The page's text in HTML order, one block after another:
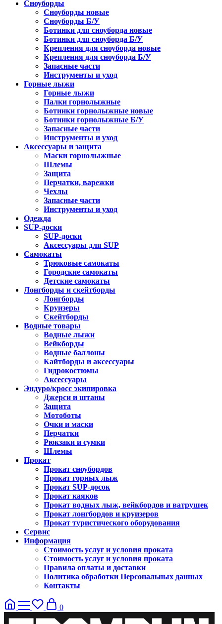
Сноуборды
Сноуборды новые
Сноуборды Б/У
Ботинки для сноуборда новые
Ботинки для сноуборда Б/У
Крепления для сноуборда новые
Крепления для сноуборда Б/У
Запасные части
Инструменты и уход
Горные лыжи
Горные лыжи
Палки горнолыжные
Ботинки горнолыжные новые
Ботинки горнолыжные Б/У
Запасные части
Инструменты и уход
Аксессуары и защита
Маски горнолыжные
Шлемы
Защита
Перчатки, варежки
Чехлы
Запасные части
Инструменты и уход
Одежда
SUP-доски
SUP-доски
Аксессуары для SUP
Самокаты
Трюковые самокаты
Городские самокаты
Детские самокаты
Лонгборды и скейтборды
Лонгборды
Круизеры
Скейтборды
Водные товары
Водные лыжи
Вейкборды
Водные баллоны
Кайтборды и аксессуары
Гидрокостюмы
Аксессуары
Эндуро/кросс экипировка
Джерси и штаны
Защита
Мотоботы
Очки и маски
Перчатки
Рюкзаки и сумки
Шлемы
Прокат
Прокат сноубордов
Прокат горных лыж
Прокат SUP-досок
Прокат каяков
Прокат водных лыж, вейкбордов и ватрушек
Прокат лонгбордов и круизеров
Прокат туристического оборудования
Сервис
Информация
Стоимость услуг и условия проката
Стоимость услуг и условия проката
Правила оплаты и доставки
Политика обработки Персональных данных
Контакты
0